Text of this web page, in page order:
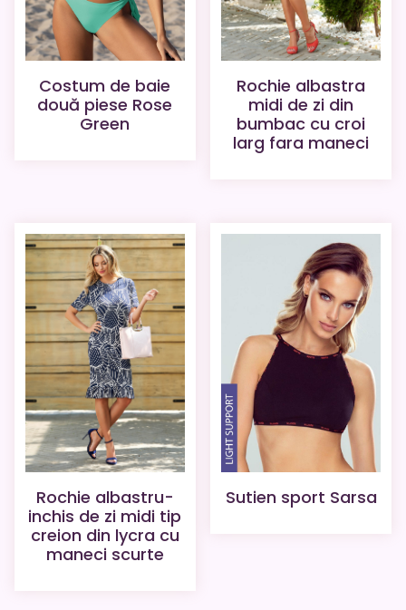
Costum de baie
două piese Rose
Green
Rochie albastra
midi de zi din
bumbac cu croi
larg fara maneci
Rochie albastru-
inchis de zi midi tip
creion din lycra cu
maneci scurte
Sutien sport Sarsa